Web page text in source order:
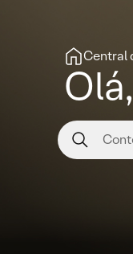
Central